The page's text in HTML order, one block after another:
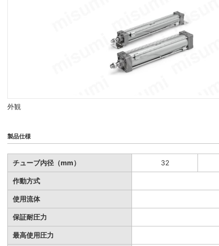
外観
製品仕様
チューブ内径（mm） 32
作動方式
使用流体
保証耐圧力
最高使用圧力